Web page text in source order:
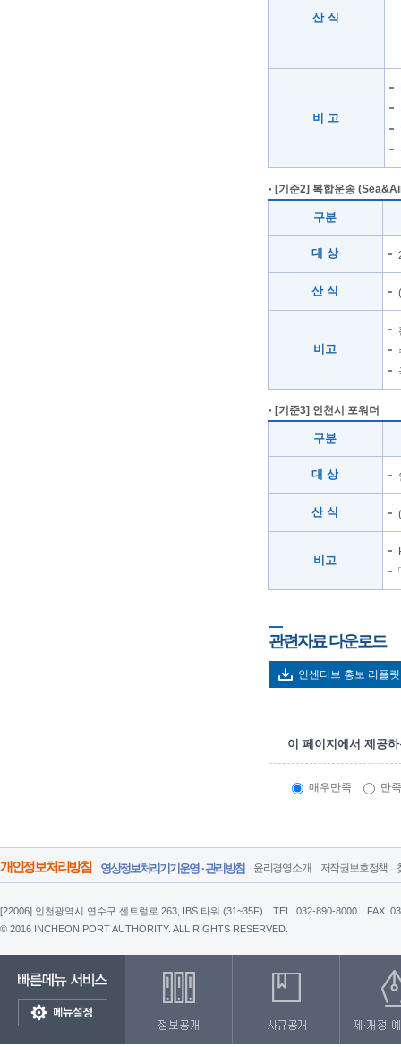
산 식
비 고
[기준2] 복합운송
구분
대 상
산 식
비고
[기준3] 인천시 포워더
구분
대 상
산 식
비고
관련자료 다운로드
인센티브 홍보 리플릿
이 페이지에서 제공
매우만족 만족
개인정보처리방침 영상정보처리기기운영 · 관리방침 윤리경영소개 저작권보호정책
[22006] 인천광역시 연수구 센트럴로 263, IBS 타워 (31~35F) TEL. 032-890-8000
FAX.
© 2016 INCHEON PORT AUTHORITY. ALL RIGHTS RESERVED.